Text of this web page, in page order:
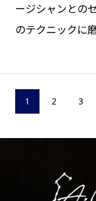
ージシャンとの
のテクニックに
1 2 3